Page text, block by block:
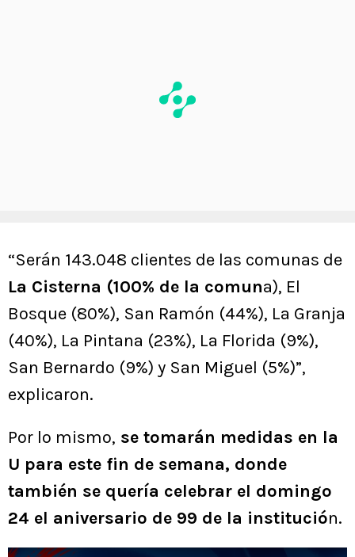
“Serán 143.048 clientes de las comunas de
La Cisterna (100% de la comuna), El
Bosque (80%), San Ramón (44%), La Granja
(40%), La Pintana (23%), La Florida (9%),
San Bernardo (9%) y San Miguel (5%)”,
explicaron.
Por lo mismo, se tomarán medidas en la
U para este fin de semana, donde
también se quería celebrar el domingo
24 el aniversario de 99 de la institución.